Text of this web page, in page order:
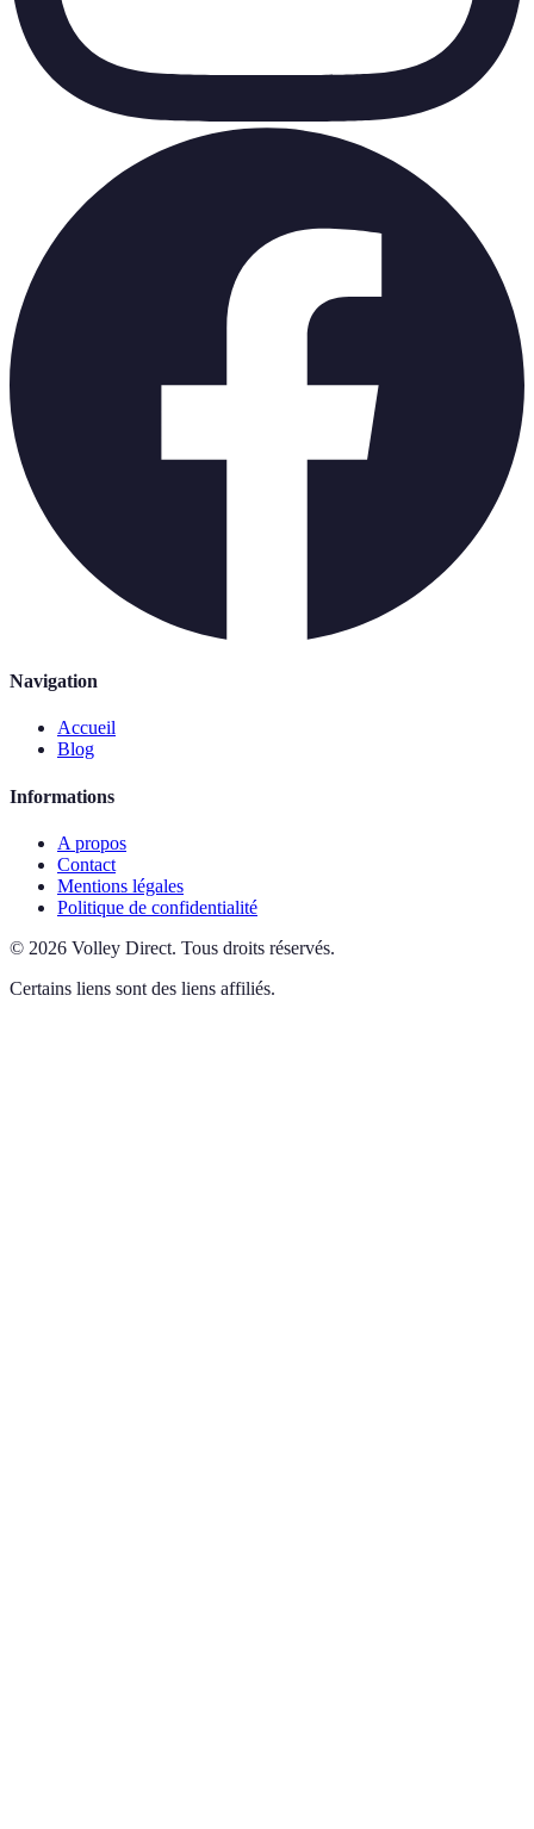
Navigation
Accueil
Blog
Informations
A propos
Contact
Mentions légales
Politique de confidentialité
© 2026 Volley Direct. Tous droits réservés.
Certains liens sont des liens affiliés.